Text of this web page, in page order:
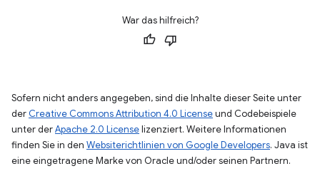
War das hilfreich?
Sofern nicht anders angegeben, sind die Inhalte dieser Seite unter
der Creative Commons Attribution 4.0 Licenseund Codebeispiele
unter derApache 2.0 Licenselizenziert. Weitere Informationen
finden Sie in den Websiterichtlinien von Google Developers. Java ist
eine eingetragene Marke von Oracle und/oder seinen Partnern.